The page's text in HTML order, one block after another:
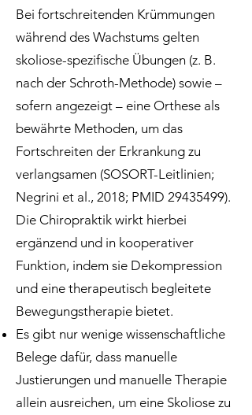
Bei fortschreitenden Krümmungen
während des Wachstums gelten
skoliose-spezifische Übungen (z. B.
nach der Schroth-Methode) sowie –
sofern angezeigt – eine Orthese als
bewährte Methoden, um das
Fortschreiten der Erkrankung zu
verlangsamen (SOSORT-Leitlinien;
Negrini et al., 2018; PMID 29435499).
Die Chiropraktik wirkt hierbei
ergänzend und in kooperativer
Funktion, indem sie Dekompression
und eine therapeutisch begleitete
Bewegungstherapie bietet.
Es gibt nur wenige wissenschaftliche
Belege dafür, dass manuelle
Justierungen und manuelle Therapie
allein ausreichen, um eine Skoliose zu